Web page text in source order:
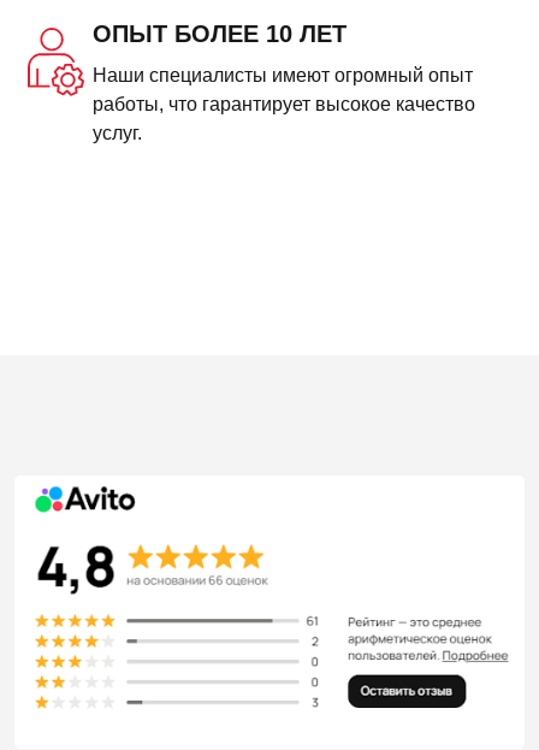
ОПЫТ БОЛЕЕ 10 ЛЕТ
Наши специалисты имеют огромный опыт
работы, что гарантирует высокое качество
услуг.